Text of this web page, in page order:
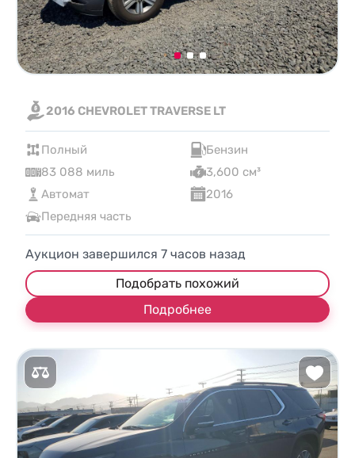
2016 CHEVROLET TRAVERSE LT
Полный
Бензин
83 088 миль
3,600 см³
Автомат
2016
Передняя часть
Аукцион завершился 7 часов назад
Подобрать похожий
Подробнее